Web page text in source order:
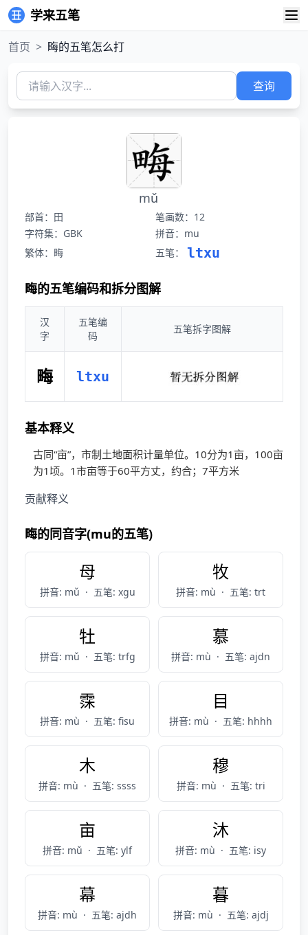
学来五笔
首页 > 畮的五笔怎么打
查询
mǔ
部首：田
笔画数：12
字符集：GBK
拼音：mu
繁体：畮
五笔： ltxu
畮的五笔编码和拆分图解
汉
字
五笔编
码
五笔拆字图解
畮 ltxu
基本释义
古同“亩”，市制土地面积计量单位。10分为1亩，100亩
为1顷。1市亩等于60平方丈，约合；7平方米
贡献释义
畮的同音字(mu的五笔)
母
拼音: mǔ · 五笔: xgu
牧
拼音: mù · 五笔: trt
牡
拼音: mǔ · 五笔: trfg
慕
拼音: mù · 五笔: ajdn
霂
拼音: mù · 五笔: fisu
目
拼音: mù · 五笔: hhhh
木
拼音: mù · 五笔: ssss
穆
拼音: mù · 五笔: tri
亩
拼音: mǔ · 五笔: ylf
沐
拼音: mù · 五笔: isy
幕
拼音: mù · 五笔: ajdh
暮
拼音: mù · 五笔: ajdj